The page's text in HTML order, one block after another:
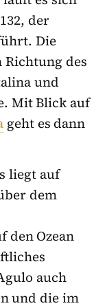
der
Die
des
und
Mit Blick auf
geht es dann
liegt auf
dem
den Ozean
auch
und die im